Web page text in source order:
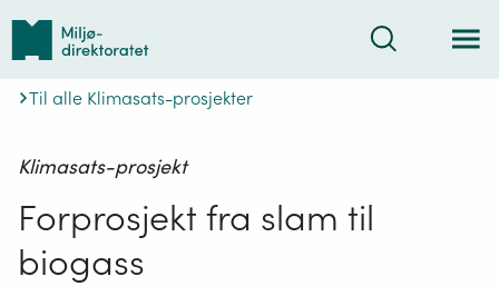
Tilbake
forsiden
Søk
Til alle Klimasats-prosjekter
Klimasats-prosjekt
Forprosjekt fra slam til
biogass